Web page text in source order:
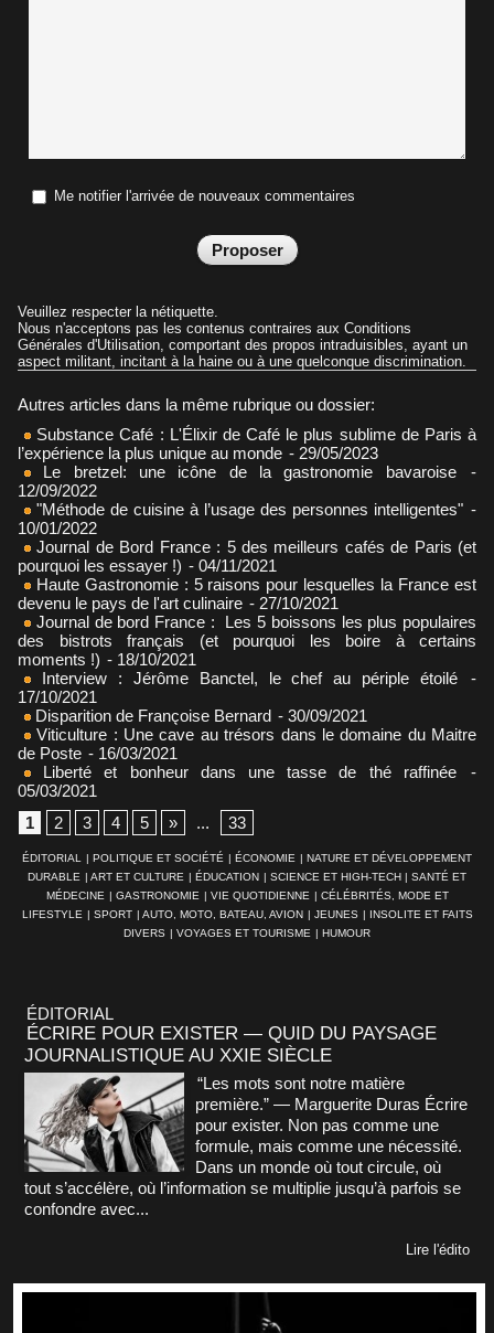
Me notifier l'arrivée de nouveaux commentaires
Veuillez respecter la nétiquette.
Nous n'acceptons pas les contenus contraires aux Conditions
Générales d'Utilisation, comportant des propos intraduisibles, ayant un
aspect militant, incitant à la haine ou à une quelconque discrimination.
Autres articles dans la même rubrique ou dossier:
Substance Café : L'Élixir de Café le plus sublime de Paris à
l’expérience la plus unique au monde - 29/05/2023
Le bretzel: une icône de la gastronomie bavaroise
-
12/09/2022
"Méthode de cuisine à l’usage des personnes intelligentes" -
10/01/2022
Journal de Bord France : 5 des meilleurs cafés de Paris (et
pourquoi les essayer !) - 04/11/2021
Haute Gastronomie : 5 raisons pour lesquelles la France est
devenu le pays de l'art culinaire - 27/10/2021
Journal de bord France : Les 5 boissons les plus populaires
des bistrots français (et pourquoi les boire à certains
moments !) - 18/10/2021
Interview : Jérôme Banctel, le chef au périple étoilé
-
17/10/2021
Disparition de Françoise Bernard - 30/09/2021
Viticulture : Une cave au trésors dans le domaine du Maitre
de Poste - 16/03/2021
Liberté et bonheur dans une tasse de thé raffinée
-
05/03/2021
1
2 3 4 5 » ... 33
ÉDITORIAL | POLITIQUE ET SOCIÉTÉ | ÉCONOMIE | NATURE ET DÉVELOPPEMENT
DURABLE | ART ET CULTURE | ÉDUCATION | SCIENCE ET HIGH-TECH | SANTÉ ET
MÉDECINE | GASTRONOMIE | VIE QUOTIDIENNE | CÉLÉBRITÉS, MODE ET
LIFESTYLE | SPORT | AUTO, MOTO, BATEAU, AVION | JEUNES | INSOLITE ET FAITS
DIVERS | VOYAGES ET TOURISME | HUMOUR
ÉDITORIAL
ÉCRIRE POUR EXISTER — QUID DU PAYSAGE
JOURNALISTIQUE AU XXIE SIÈCLE
“Les mots sont notre matière
première.” — Marguerite Duras Écrire
pour exister. Non pas comme une
formule, mais comme une nécessité.
Dans un monde où tout circule, où
tout s’accélère, où l’information se multiplie jusqu’à parfois se
confondre avec...
Lire l'édito